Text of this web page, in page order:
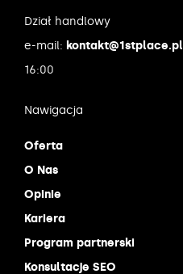
Dział handlowy
e-mail: kontakt@1stplace.pl
16:00
Nawigacja
Oferta
O Nas
Opinie
Kariera
Program partnerski
Konsultacje SEO